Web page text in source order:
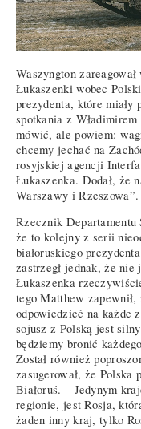
Waszyngton
Łukaszenki wobec
prezydenta, które miały
spotkania z
mówić, ale powiem:
chcemy jechać na
rosyjskiej agencji
Łukaszenka. Dodał, że
Warszawy i Rzeszowa”.
Rzecznik
że to kolejny z serii
białoruskiego
zastrzegł jednak, że
Łukaszenka
tego Matthew
odpowiedzieć na każde
sojusz z Polską jest
będziemy bronić
Został również
zasugerował, że Polska
Białoruś. – Jedynym
regionie, jest Rosja,
żaden inny kraj, tylko